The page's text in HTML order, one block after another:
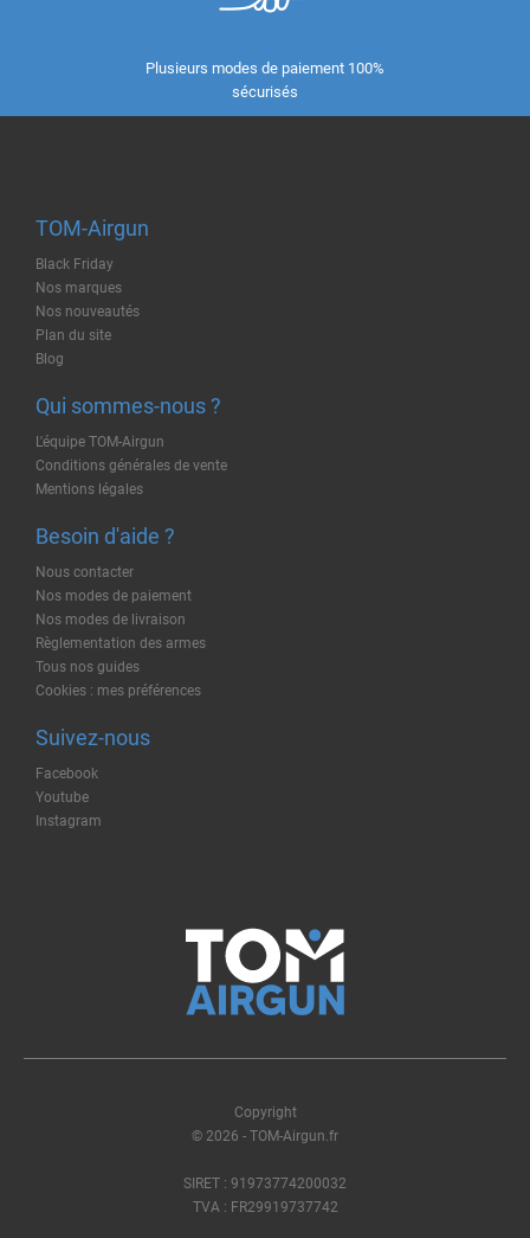
Plusieurs modes de paiement 100%
sécurisés
TOM-Airgun
Black Friday
Nos marques
Nos nouveautés
Plan du site
Blog
Qui sommes-nous ?
L'équipe TOM-Airgun
Conditions générales de vente
Mentions légales
Besoin d'aide ?
Nous contacter
Nos modes de paiement
Nos modes de livraison
Règlementation des armes
Tous nos guides
Cookies : mes préférences
Suivez-nous
Facebook
Youtube
Instagram
Copyright
© 2026 - TOM-Airgun.fr
SIRET : 91973774200032
TVA : FR29919737742